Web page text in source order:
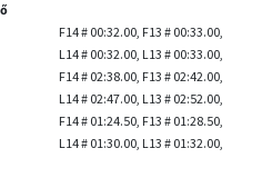
F14 # 00:32.00, F13 # 00:33.00,
L14 # 00:32.00, L13 # 00:33.00,
F14 # 02:38.00, F13 # 02:42.00,
L14 # 02:47.00, L13 # 02:52.00,
F14 # 01:24.50, F13 # 01:28.50,
L14 # 01:30.00, L13 # 01:32.00,